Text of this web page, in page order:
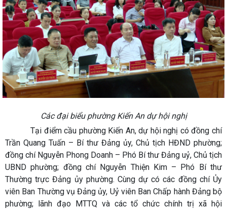
Các đại biểu phường Kiến An dự hội nghị
Tại điểm cầu phường Kiến An, dự hội nghị có đồng chí
Trần Quang Tuấn – Bí thư Đảng ủy, Chủ tịch HĐND phường;
đồng chí Nguyễn Phong Doanh – Phó Bí thư Đảng uỷ, Chủ tịch
UBND phường; đồng chí Nguyễn Thiện Kim – Phó Bí thư
Thường trực Đảng ủy phường. Cùng dự có các đồng chí Ủy
viên Ban Thường vụ Đảng ủy, Uỷ viên Ban Chấp hành Đảng bộ
phường; lãnh đạo MTTQ và các tổ chức chính trị xã hội